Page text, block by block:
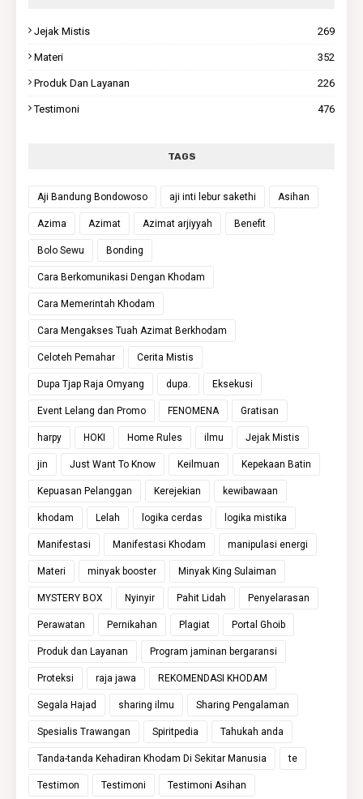
Jejak Mistis 269
Materi 352
Produk Dan Layanan 226
Testimoni 476
TAGS
Aji Bandung Bondowoso aji inti lebur sakethi Asihan
Azima Azimat Azimat arjiyyah Benefit
Bolo Sewu Bonding
Cara Berkomunikasi Dengan Khodam
Cara Memerintah Khodam
Cara Mengakses Tuah Azimat Berkhodam
Celoteh Pemahar Cerita Mistis
Dupa Tjap Raja Omyang dupa. Eksekusi
Event Lelang dan Promo FENOMENA Gratisan
harpy HOKI Home Rules ilmu Jejak Mistis
jin Just Want To Know Keilmuan Kepekaan Batin
Kepuasan Pelanggan Kerejekian kewibawaan
khodam Lelah logika cerdas logika mistika
Manifestasi Manifestasi Khodam manipulasi energi
Materi minyak booster Minyak King Sulaiman
MYSTERY BOX Nyinyir Pahit Lidah Penyelarasan
Perawatan Pernikahan Plagiat Portal Ghoib
Produk dan Layanan Program jaminan bergaransi
Proteksi raja jawa REKOMENDASI KHODAM
Segala Hajad sharing ilmu Sharing Pengalaman
Spesialis Trawangan Spiritpedia Tahukah anda
Tanda-tanda Kehadiran Khodam Di Sekitar Manusia te
Testimon Testimoni Testimoni Asihan